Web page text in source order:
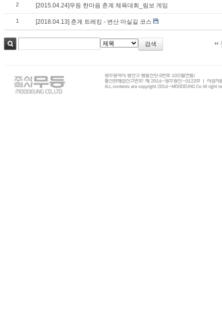
2 [2015.04.24]무등 한마음 춘계 체육대회_림보 게임
1 [2018.04.13] 춘계 트레킹 - 변산 마실길 코스
검색